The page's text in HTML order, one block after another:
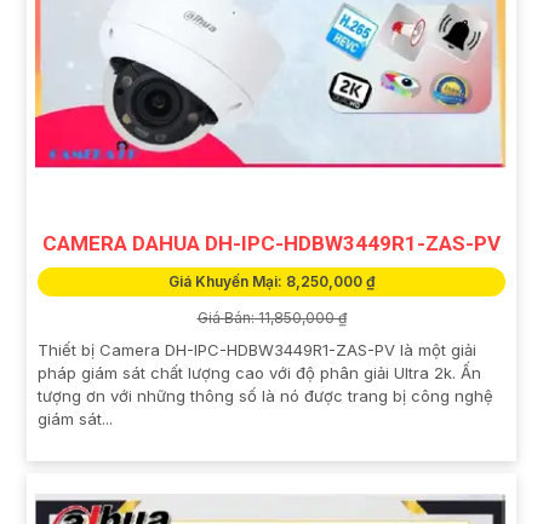
CAMERA DAHUA DH-IPC-HDBW3449R1-ZAS-PV
Giá Khuyến Mại: 8,250,000 ₫
Giá Bán: 11,850,000 ₫
Thiết bị Camera DH-IPC-HDBW3449R1-ZAS-PV là một giải
pháp giám sát chất lượng cao với độ phân giải Ultra 2k. Ấn
tượng ơn với những thông số là nó được trang bị công nghệ
giám sát...